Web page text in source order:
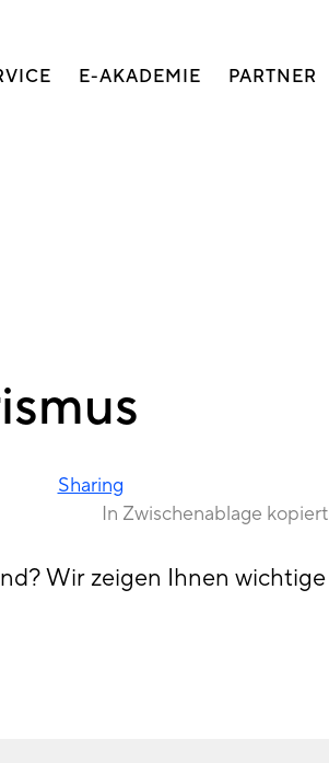
E-AKADEMIE PARTNER
Sharing
In Zwischenablage kopiert
Wir zeigen Ihnen wichtige